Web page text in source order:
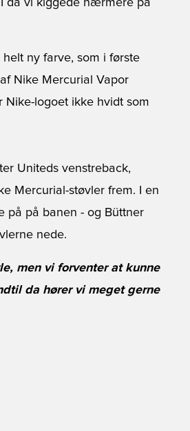
da vi kiggede nærmere på
ny farve, som i første
Nike Mercurial Vapor
Nike-logoet ikke hvidt som
Uniteds venstreback,
Mercurial-støvler frem. I en
på på banen - og Büttner
nede.
men vi forventer at kunne
da hører vi meget gerne